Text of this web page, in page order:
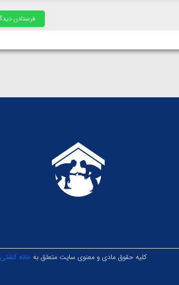
کلیه حقوق مادی و معنوی سایت متعلق به خانه کشتی